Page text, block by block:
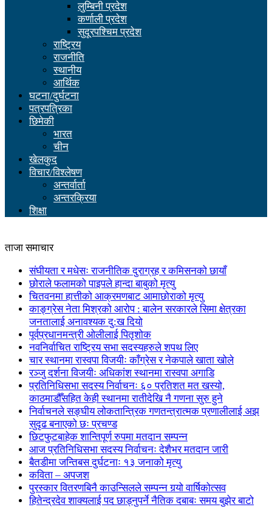
लुम्बिनी प्रदेश
कर्णाली प्रदेश
सुदूरपश्चिम प्रदेश
राष्ट्रिय
राजनीति
स्थानीय
आर्थिक
घटना/दुर्घटना
पत्रपत्रिका
छिमेकी
भारत
चीन
खेलकुद
विचार/विश्लेषण
अन्तर्वार्ता
अन्तरक्रिया
शिक्षा
ताजा समाचार
संघीयता र मधेसः राजनीतिक दुराग्रह र कमिसनको छायाँ
छोराले फलामको पाइपले हान्दा बाबुको मृत्यु
चितवनमा हात्तीको आक्रमणबाट आमाछोराको मृत्यु
काङ्ग्रेस नेता मिश्रको आरोप : बालेन सरकारले सिमा क्षेत्रका
जनतालाई अनावश्यक दु:ख दियो
पूर्वप्रधानमन्त्री ओलीलाई पितृशोक
नवनिर्वाचित राष्ट्रिय सभा सदस्यहरुले शपथ लिए
चार स्थानमा रास्वपा विजयीः काँग्रेस र नेकपाले खाता खोले
रञ्जु दर्शना विजयीः अधिकांश स्थानमा रास्वपा अगाडि
प्रतिनिधिसभा सदस्य निर्वाचनः ६० प्रतिशत मत खस्यो,
काठमाडौँसहित केही स्थानमा रातीदेखि नै गणना सुरु हुने
निर्वाचनले सङ्घीय लोकतान्त्रिक गणतन्त्रात्मक प्रणालीलाई अझ
सुदृढ बनाएको छः प्रचण्ड
छिटफुटबाहेक शान्तिपूर्ण रुपमा मतदान सम्पन्न
आज प्रतिनिधिसभा सदस्य निर्वाचनः देशैभर मतदान जारी
बैतडीमा जन्तिबस दुर्घटनाः १३ जनाको मृत्यु
कविता – अपजश
पुरस्कार वितरणबिनै काउन्सिलले सम्पन्न गर्‍यो वार्षिकोत्सव
हितेन्द्रदेव शाक्यलाई पद छाड्नुपर्ने नैतिक दबाबः समय बुझेर बाटो